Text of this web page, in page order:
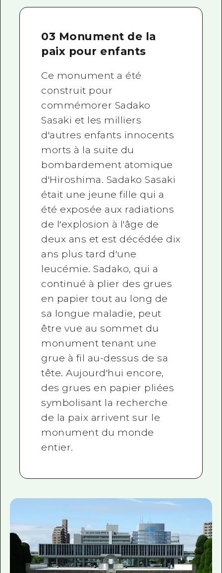
03 Monument de la
paix pour enfants
Ce monument a été
construit pour
commémorer Sadako
Sasaki et les milliers
d'autres enfants innocents
morts à la suite du
bombardement atomique
d'Hiroshima. Sadako Sasaki
était une jeune fille qui a
été exposée aux radiations
de l'explosion à l'âge de
deux ans et est décédée dix
ans plus tard d'une
leucémie. Sadako, qui a
continué à plier des grues
en papier tout au long de
sa longue maladie, peut
être vue au sommet du
monument tenant une
grue à fil au-dessus de sa
tête. Aujourd'hui encore,
des grues en papier pliées
symbolisant la recherche
de la paix arrivent sur le
monument du monde
entier.